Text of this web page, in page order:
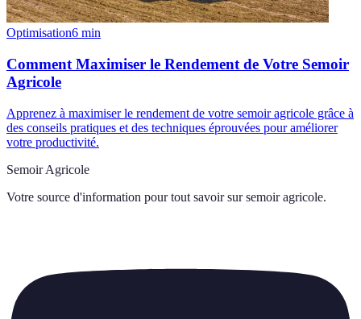
Optimisation6 min
Comment Maximiser le Rendement de Votre Semoir
Agricole
Apprenez à maximiser le rendement de votre semoir agricole grâce à
des conseils pratiques et des techniques éprouvées pour améliorer
votre productivité.
Semoir Agricole
Votre source d'information pour tout savoir sur semoir agricole.